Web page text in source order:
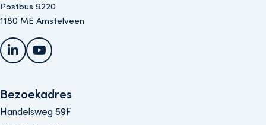
Postbus 9220
1180 ME Amstelveen
LinkedInYouTube
Bezoekadres
Handelsweg 59F